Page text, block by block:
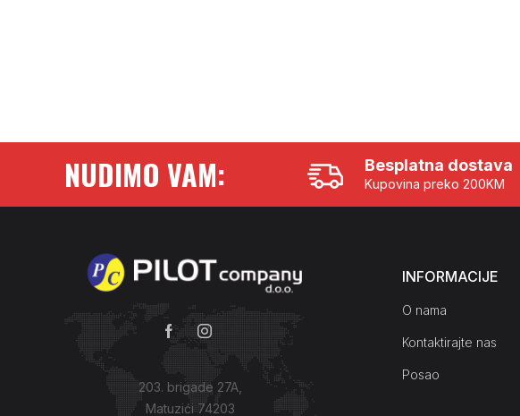
NUDIMO VAM: Besplatna dostava
Kupovina preko 200KM
203. brigade 27A,
Matuzići 74203
INFORMACIJE
O nama
Kontaktirajte nas
Posao